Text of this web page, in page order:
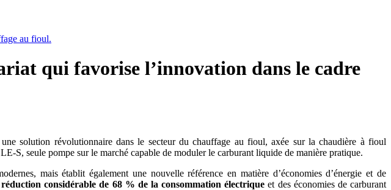
au fioul.
qui favorise l’innovation dans le cadre
solution révolutionnaire dans le secteur du chauffage au fioul, axée sur la chaudière à fioul
S, seule pompe sur le marché capable de moduler le carburant liquide de manière pratique.
mais établit également une nouvelle référence en matière d’économies d’énergie et de
réduction considérable de 68 % de la consommation électrique et des économies de carburant